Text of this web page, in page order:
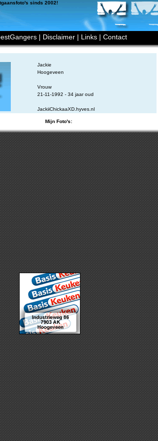
sinds 2002!
| Disclaimer | Links | Contact
Jackie
Hoogeveen
Vrouw
21-11-1992 - 34 jaar oud
JackiiChickaaXD.hyves.nl
Mijn Foto's: